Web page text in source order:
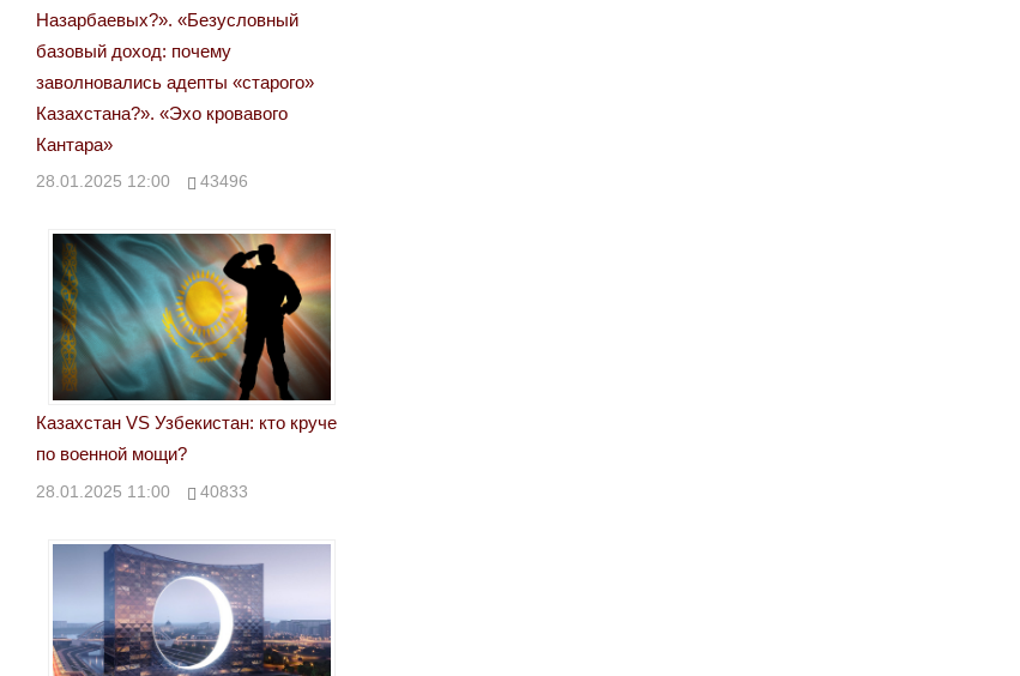
Назарбаевых?». «Безусловный
базовый доход: почему
заволновались адепты «старого»
Казахстана?». «Эхо кровавого
Кантара»
28.01.2025 12:00 43496
Казахстан VS Узбекистан: кто круче
по военной мощи?
28.01.2025 11:00 40833